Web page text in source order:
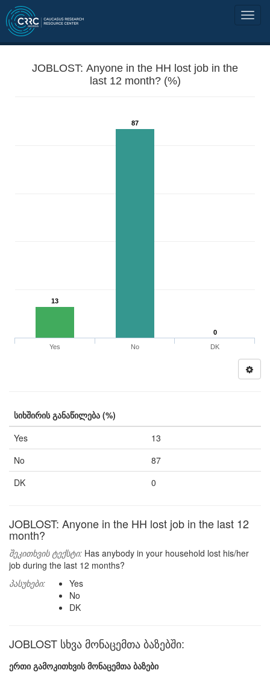
JOBLOST: Anyone in the HH lost job in the
last 12 month? (%)
13
87
0
Yes
No DK
სიხშირის განაწილება (%)
Yes
13
No
87
DK
0
JOBLOST: Anyone in the HH lost job in the last 12
month?
შეკითხვის ტექსტი: Has anybody in your household lost his/her
job during the last 12 months?
პასუხები:
Yes
No
DK
JOBLOST სხვა მონაცემთა ბაზებში:
ერთი გამოკითხვის მონაცემთა ბაზები